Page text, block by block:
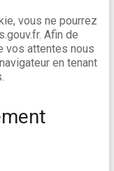
vous ne pourrez
Afin de
vos attentes nous
en tenant